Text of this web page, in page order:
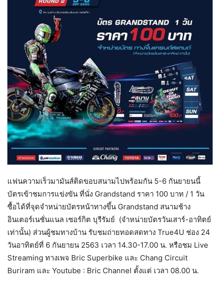
แฟนความเร็วมามันส์ติดขอบสนามไปพร้อมกัน 5-6 กันยายนนี้
บัตรเข้าชมการแข่งขัน ที่นั่ง Grandstand ราคา 100 บาท / 1 วัน
ซื้อได้ที่จุดจำหน่ายบัตรหน้าทางขึ้น Grandstand สนามช้าง
อินเตอร์เนชั่นแนล เซอร์กิต บุรีรัมย์ (จำหน่ายบัตรวันเสาร์-อาทิตย์
เท่านั้น) ส่วนผู้ชมทางบ้าน รับชมถ่ายทอดสดทาง True4U ช่อง 24
วันอาทิตย์ที่ 6 กันยายน 2563 เวลา 14.30-17.00 น. หรือชม Live
Streaming ทางเพจ Bric Superbike และ Chang Circuit
Buriram และ Youtube : Bric Channel ตั้งแต่ เวลา 08.00 น.